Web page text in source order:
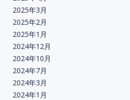
2025年3月
2025年2月
2025年1月
2024年12月
2024年10月
2024年7月
2024年3月
2024年1月